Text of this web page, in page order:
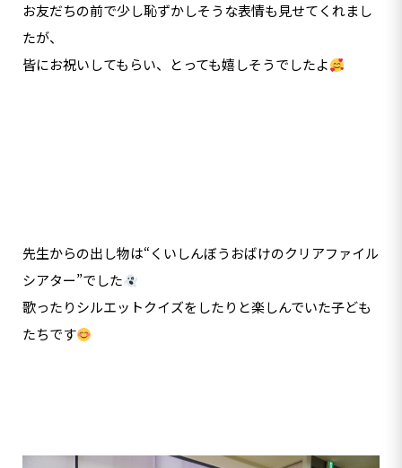
お友だちの前で少し恥ずかしそうな表情も見せてくれまし
たが、
皆にお祝いしてもらい、とっても嬉しそうでしたよ
先生からの出し物は“くいしんぼうおばけのクリアファイル
シアター”でした
歌ったりシルエットクイズをしたりと楽しんでいた子ども
たちです